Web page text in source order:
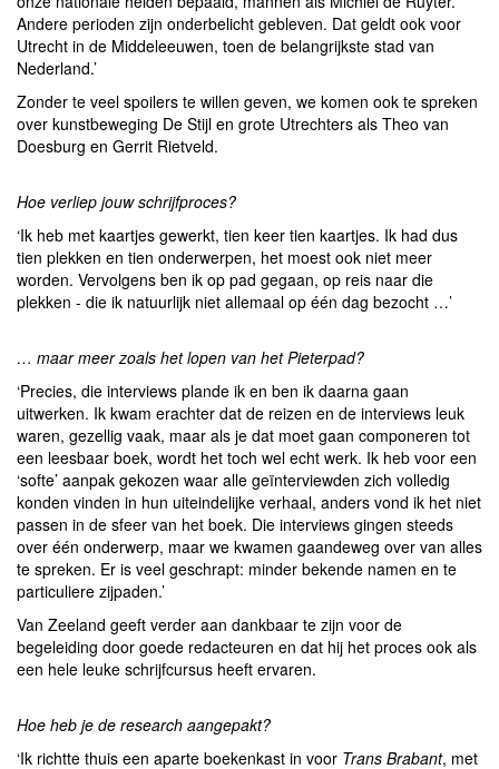
Andere perioden zijn onderbelicht gebleven. Dat geldt ook voor
Utrecht in de Middeleeuwen, toen de belangrijkste stad van
Nederland.’
Zonder te veel spoilers te willen geven, we komen ook te spreken
over kunstbeweging De Stijl en grote Utrechters als Theo van
Doesburg en Gerrit Rietveld.
Hoe verliep jouw schrijfproces?
‘Ik heb met kaartjes gewerkt, tien keer tien kaartjes. Ik had dus
tien plekken en tien onderwerpen, het moest ook niet meer
worden. Vervolgens ben ik op pad gegaan, op reis naar die
plekken - die ik natuurlijk niet allemaal op één dag bezocht …’
… maar meer zoals het lopen van het Pieterpad?
‘Precies, die interviews plande ik en ben ik daarna gaan
uitwerken. Ik kwam erachter dat de reizen en de interviews leuk
waren, gezellig vaak, maar als je dat moet gaan componeren tot
een leesbaar boek, wordt het toch wel echt werk. Ik heb voor een
‘softe’ aanpak gekozen waar alle geïnterviewden zich volledig
konden vinden in hun uiteindelijke verhaal, anders vond ik het niet
passen in de sfeer van het boek. Die interviews gingen steeds
over één onderwerp, maar we kwamen gaandeweg over van alles
te spreken. Er is veel geschrapt: minder bekende namen en te
particuliere zijpaden.’
Van Zeeland geeft verder aan dankbaar te zijn voor de
begeleiding door goede redacteuren en dat hij het proces ook als
een hele leuke schrijfcursus heeft ervaren.
Hoe heb je de research aangepakt?
‘Ik richtte thuis een aparte boekenkast in voor Trans Brabant, met